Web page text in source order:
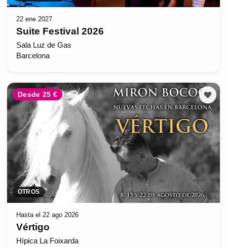
22 ene 2027
Suite Festival 2026
Sala Luz de Gas
Barcelona
Desde 25 €
OTROS
Hasta el 22 ago 2026
Vértigo
Hípica La Foixarda